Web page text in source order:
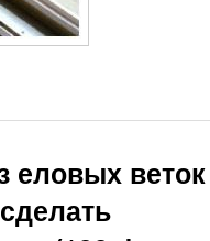
еловых веток